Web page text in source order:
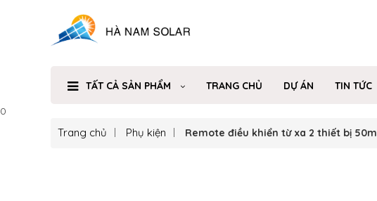
TẤT CẢ SẢN PHẨM TRANG CHỦ DỰ ÁN TIN TỨC
0
Trang chủ Phụ kiện Remote điều khiển từ xa 2 thiết bị 50m